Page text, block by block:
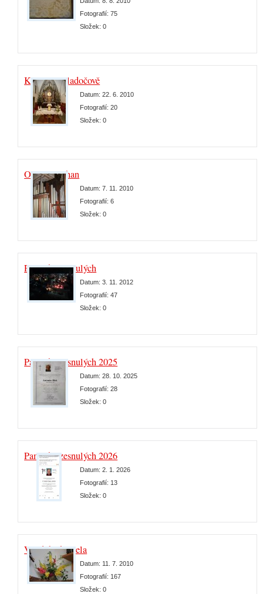
Fotografií:75
Složek:0
Kostel v Mladočově
Datum:22. 6. 2010
Fotografií:20
Složek:0
Oprava varhan
Datum:7. 11. 2010
Fotografií:6
Složek:0
Památka zesnulých
Datum:3. 11. 2012
Fotografií:47
Složek:0
Památka zesnulých 2025
Datum:28. 10. 2025
Fotografií:28
Složek:0
Památka zesnulých 2026
Datum:2. 1. 2026
Fotografií: 13
Složek:0
Výzdoba kostela
Datum: 11. 7. 2010
Fotografií: 167
Složek:0